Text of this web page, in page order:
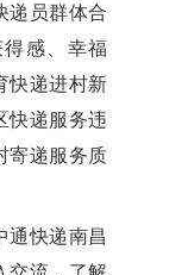
递员群体合
感、幸福
快递进村新
快递服务违
寄递服务质
通快递南昌